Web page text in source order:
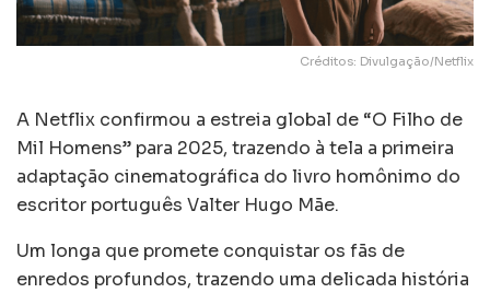
Créditos: Divulgação/Netflix
A Netflix confirmou a estreia global de “O Filho de
Mil Homens” para 2025, trazendo à tela a primeira
adaptação cinematográfica do livro homônimo do
escritor português Valter Hugo Mãe.
Um longa que promete conquistar os fãs de
enredos profundos, trazendo uma delicada história